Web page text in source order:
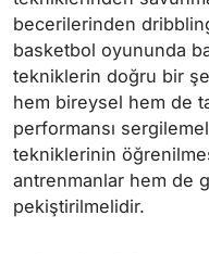
becerilerinden
basketbol oyununda
tekniklerin doğru bir
hem bireysel hem de
performansı
tekniklerinin
antrenmanlar hem de
pekiştirilmelidir.